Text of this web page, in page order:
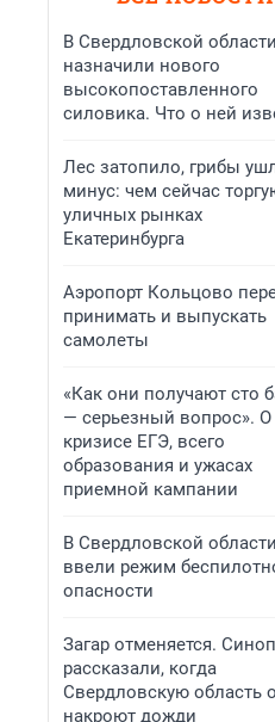
В Свердловской области
назначили нового
высокопоставленного
силовика. Что о ней
Лес затопило, грибы
минус: чем сейчас
уличных рынках
Екатеринбурга
Аэропорт Кольцово
принимать и выпускать
самолеты
«Как они получают сто
— серьезный вопрос». О
кризисе ЕГЭ, всего
образования и ужасах
приемной кампании
В Свердловской области
ввели режим
опасности
Загар отменяется.
рассказали, когда
Свердловскую область
накроют дожди